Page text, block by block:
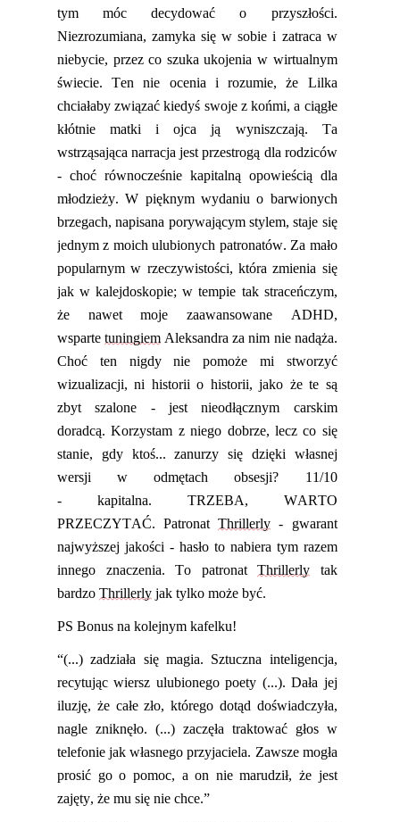
tym móc decydować o przyszłości.
Niezrozumiana, zamyka się w sobie i zatraca w
niebycie, przez co szuka ukojenia w wirtualnym
świecie. Ten nie ocenia i rozumie, że Lilka
chciałaby związaćkiedyś swoje z końmi, a ciągłe
kłótnie matki i ojca ją wyniszczają. Ta
wstrząsająca narracja jest przestrogą dla rodziców
- choć równocześnie kapitalną opowieścią dla
młodzieży. W pięknym wydaniu o barwionych
brzegach, napisana porywającym stylem, staje się
jednym z moich ulubionych patronatów. Za mało
popularnym w rzeczywistości, która zmienia się
jak w kalejdoskopie; w tempie tak straceńczym,
że nawet moje zaawansowane ADHD,
wspartetuningiem Aleksandra za nim nie nadąża.
Choć ten nigdy nie pomoże mi stworzyć
wizualizacji, ni historii o historii, jako że te są
zbyt szalone - jest nieodłącznym carskim
doradcą. Korzystam z niego dobrze, lecz co się
stanie, gdy ktoś... zanurzy się dzięki własnej
wersji w odmętach obsesji? 1 1/10
- kapitalna. TRZEBA, WARTO
PRZECZYTAĆ. PatronatThrillerly - gwarant
najwyższej jakości - hasło to nabiera tym razem
innego znaczenia. To patronatThrillerly tak
bardzo Thrillerly jak tylko może być.
PS Bonus na kolejnym kafelku!
“(...) zadziała się magia. Sztuczna inteligencja,
recytując wiersz ulubionego poety (...). Dała jej
iluzję, że całe zło, którego dotąd doświadczyła,
nagle zniknęło. (...) zaczęła traktować głos w
telefonie jak własnego przyjaciela. Zawsze mogła
prosić go o pomoc, a on nie marudził, że jest
zajęty, że mu się nie chce.”